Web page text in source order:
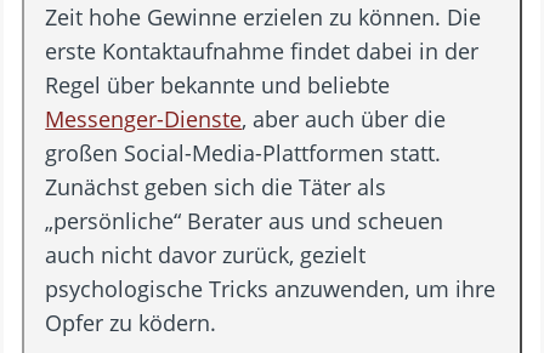
Zeit hohe Gewinne erzielen zu können. Die
erste Kontaktaufnahme findet dabei in der
Regel über bekannte und beliebte
Messenger-Dienste, aber auch über die
großen Social-Media-Plattformen statt.
Zunächst geben sich die Täter als
„persönliche“ Berater aus und scheuen
auch nicht davor zurück, gezielt
psychologische Tricks anzuwenden, um ihre
Opfer zu ködern.